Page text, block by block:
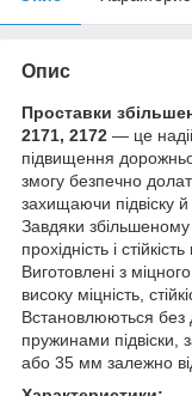
Опис
Проставки
2171, 2172 — це
підвищення
змогу безпечно
захищаючи підвіску
Завдяки
прохідність і
Виготовлені з
високу міцність,
Встановлюються без
пружинами підвіски,
або 35 мм залежно